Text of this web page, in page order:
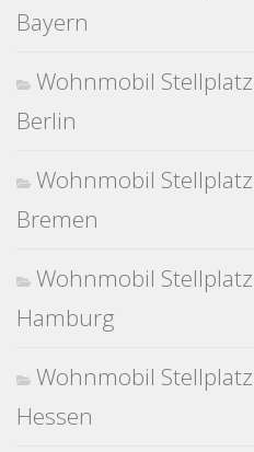
Bayern
Wohnmobil
Berlin
Wohnmobil
Bremen
Wohnmobil
Hamburg
Wohnmobil
Hessen